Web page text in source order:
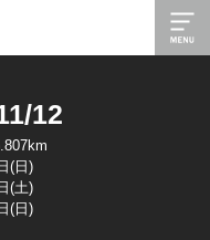
12
(日)
(土)
(日)